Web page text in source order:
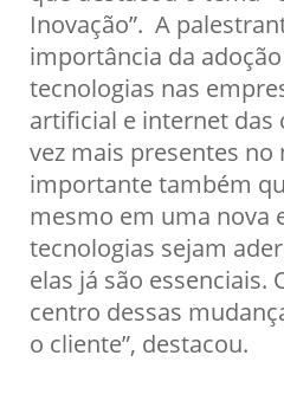
Inovação”. A
importância da
tecnologias nas
artificial e internet das
vez mais presentes no
importante também
mesmo em uma nova
tecnologias sejam
elas já são essenciais.
centro dessas
o cliente”, destacou.